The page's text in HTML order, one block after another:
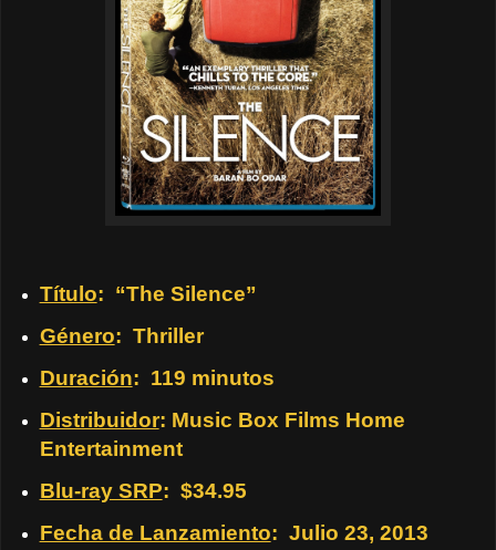
Título: “The Silence”
Género: Thriller
Duración: 119 minutos
Distribuidor: Music Box Films Home
Entertainment
Blu-ray SRP: $34.95
Fecha de Lanzamiento: Julio 23, 2013